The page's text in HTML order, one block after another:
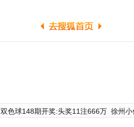
双色球148期开奖:头奖11注666万 徐州